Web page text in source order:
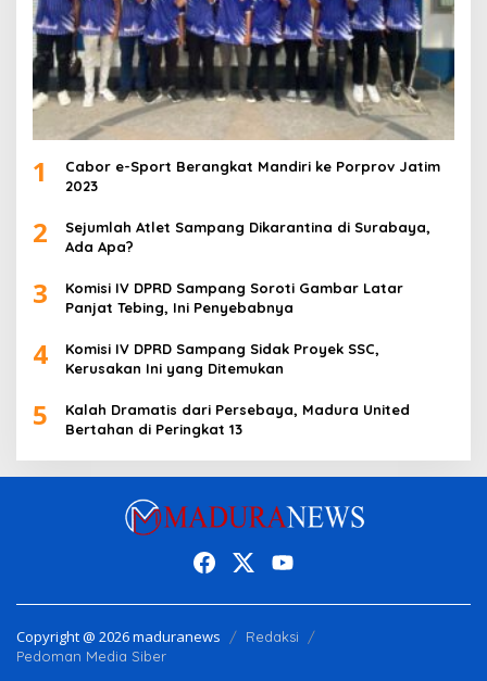
1
Cabor e-Sport Berangkat Mandiri ke Porprov Jatim
2023
2
Sejumlah Atlet Sampang Dikarantina di Surabaya,
Ada Apa?
3
Komisi IV DPRD Sampang Soroti Gambar Latar
Panjat Tebing, Ini Penyebabnya
4
Komisi IV DPRD Sampang Sidak Proyek SSC,
Kerusakan Ini yang Ditemukan
5
Kalah Dramatis dari Persebaya, Madura United
Bertahan di Peringkat 13
Copyright @ 2026 maduranews
Redaksi
Pedoman Media Siber